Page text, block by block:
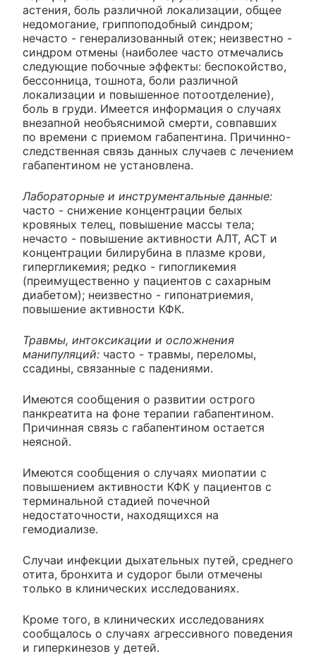
астения, боль различной локализации, общее
недомогание, гриппоподобный синдром;
нечасто - генерализованный отек; неизвестно -
синдром отмены (наиболее часто отмечались
следующие побочные эффекты: беспокойство,
бессонница, тошнота, боли различной
локализации и повышенное потоотделение),
боль в груди. Имеется информация о случаях
внезапной необъяснимой смерти, совпавших
по времени с приемом габапентина. Причинно-
следственная связь данных случаев с лечением
габапентином не установлена.
Лабораторные и инструментальные данные:
часто - снижение концентрации белых
кровяных телец, повышение массы тела;
нечасто - повышение активности АЛТ, АСТ и
концентрации билирубина в плазме крови,
гипергликемия; редко - гипогликемия
(преимущественно у пациентов с сахарным
диабетом); неизвестно - гипонатриемия,
повышение активности КФК.
Травмы, интоксикации и осложнения
манипуляций: часто - травмы, переломы,
ссадины, связанные с падениями.
Имеются сообщения о развитии острого
панкреатита на фоне терапии габапентином.
Причинная связь с габапентином остается
неясной.
Имеются сообщения о случаях миопатии с
повышением активности КФК у пациентов с
терминальной стадией почечной
недостаточности, находящихся на
гемодиализе.
Случаи инфекции дыхательных путей, среднего
отита, бронхита и судорог были отмечены
только в клинических исследованиях.
Кроме того, в клинических исследованиях
сообщалось о случаях агрессивного поведения
и гиперкинезов у детей.